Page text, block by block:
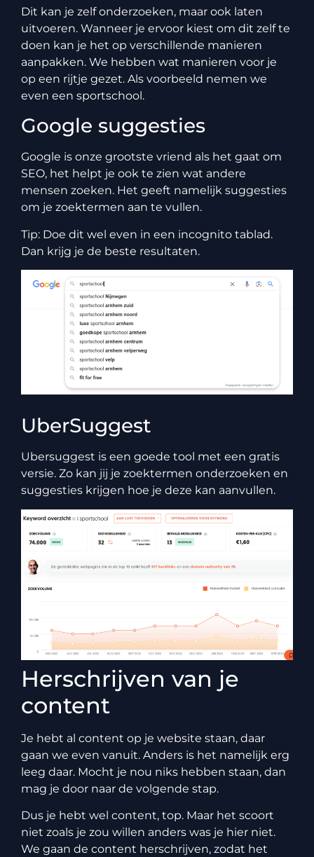
Dit kan je zelf onderzoeken, maar ook laten
uitvoeren. Wanneer je ervoor kiest om dit zelf te
doen kan je het op verschillende manieren
aanpakken. We hebben wat manieren voor je
op een rijtje gezet. Als voorbeeld nemen we
even een sportschool.
Google suggesties
Google is onze grootste vriend als het gaat om
SEO, het helpt je ook te zien wat andere
mensen zoeken. Het geeft namelijk suggesties
om je zoektermen aan te vullen.
Tip: Doe dit wel even in een incognito tablad.
Dan krijg je de beste resultaten.
UberSuggest
Ubersuggest is een goede tool met een gratis
versie. Zo kan jij je zoektermen onderzoeken en
suggesties krijgen hoe je deze kan aanvullen.
Herschrijven van je
content
Je hebt al content op je website staan, daar
gaan we even vanuit. Anders is het namelijk erg
leeg daar. Mocht je nou niks hebben staan, dan
mag je door naar de volgende stap.
Dus je hebt wel content, top. Maar het scoort
niet zoals je zou willen anders was je hier niet.
We gaan de content herschrijven, zodat het